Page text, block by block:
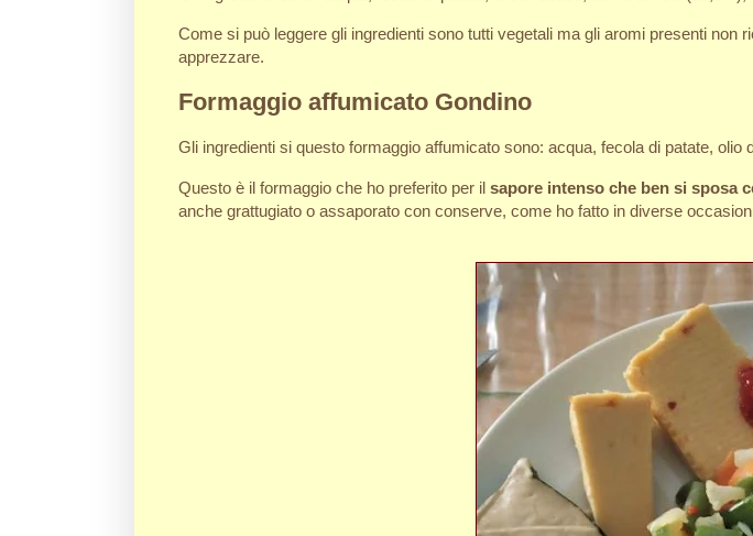
Come si può leggere gli ingredienti sono tutti vegetali ma gli aromi presenti
apprezzare.
Formaggio affumicato Gondino
Gli ingredienti si questo formaggio affumicato sono: acqua, fecola di patate,
Questo è il formaggio che ho preferito per il sapore intenso che ben si sposa
anche grattugiato o assaporato con conserve, come ho fatto in diverse